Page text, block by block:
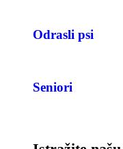
Odrasli psi
Seniori